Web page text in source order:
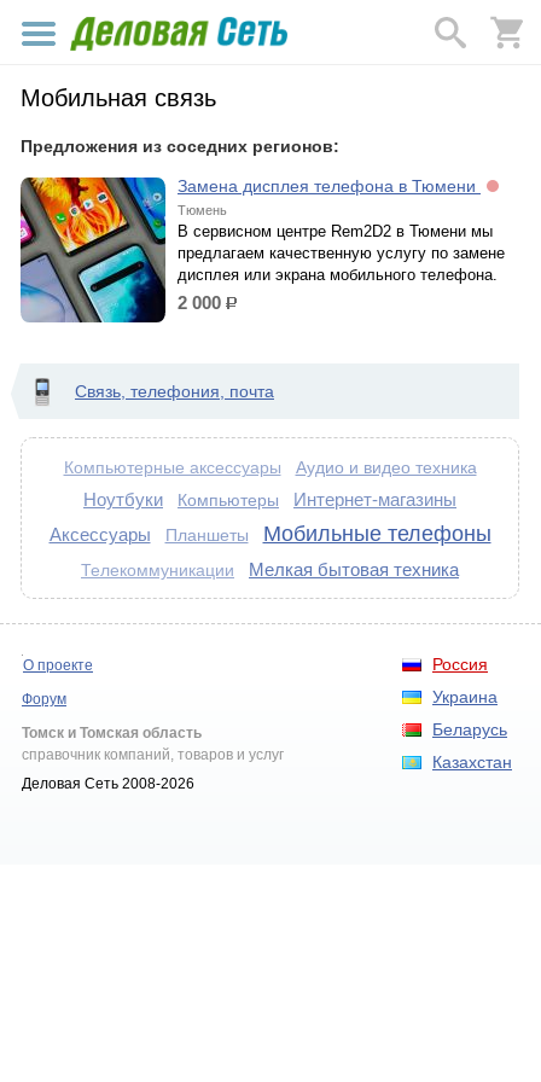
Мобильная связь
Предложения из соседних регионов:
Замена дисплея телефона в Тюмени
Тюмень
В сервисном центре Rem2D2 в Тюмени мы
предлагаем качественную услугу по замене
дисплея или экрана мобильного телефона.
2 000 р.
Связь, телефония, почта
Компьютерные аксессуары Аудио и видео техника
Ноутбуки Компьютеры
Интернет-магазины
Аксессуары
Планшеты Мобильные телефоны
Телекоммуникации Мелкая бытовая техника
Россия
Украина
Беларусь
Казахстан
О проекте
Форум
Томск и Томская область
справочник компаний, товаров и услуг
Деловая Сеть 2008-2026